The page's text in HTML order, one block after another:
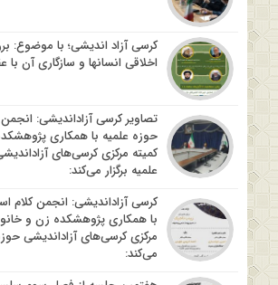
کرسی آزاد اندیشی؛ با موضوع:
اخلاقی انسانها و سازگاری آن با
تصاویر کرسی آزاداندیشی:
حوزه علمیه با همکاری
کمیته مرکزی کرسی‌های
علمیه برگزار می‌کند:
کرسی آزاداندیشی: انجمن کلام
با همکاری پژوهشکده زن و
مرکزی کرسی‌های آزاداندیشی
می‌کند: